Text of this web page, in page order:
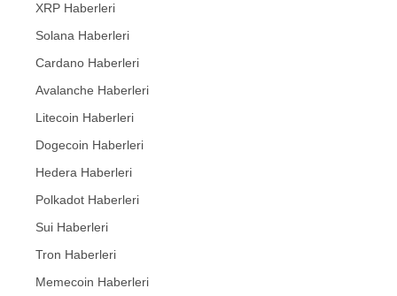
XRP Haberleri
Solana Haberleri
Cardano Haberleri
Avalanche Haberleri
Litecoin Haberleri
Dogecoin Haberleri
Hedera Haberleri
Polkadot Haberleri
Sui Haberleri
Tron Haberleri
Memecoin Haberleri